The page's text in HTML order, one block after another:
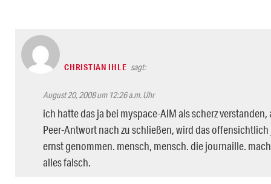
CHRISTIAN IHLE sagt:
August 20, 2008 um 12:26 a.m. Uhr
ich hatte das ja bei myspace-AIM als scherz verstanden,
Peer-Antwort nach zu schließen, wird das
ernst genommen. mensch, mensch. die journaille.
alles falsch.